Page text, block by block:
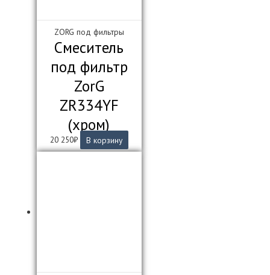
ZORG под фильтры
Смеситель
под фильтр
ZorG
ZR334YF
(хром)
20 250₽ В корзину